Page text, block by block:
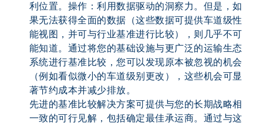
利位置。操作：利用数据驱动的洞察力。但是，如
果无法获得全面的数据（这些数据可提供车道级性
能视图，并可与行业基准进行比较），则几乎不可
能知道。通过将您的基础设施与更广泛的运输生态
系统进行基准比较，您可以发现原本被忽视的机会
（例如看似微小的车道级别更改），这些机会可显
著节约成本并减少排放。
先进的基准比较解决方案可提供与您的长期战略相
一致的可行见解，包括确定最佳承运商。通过与这